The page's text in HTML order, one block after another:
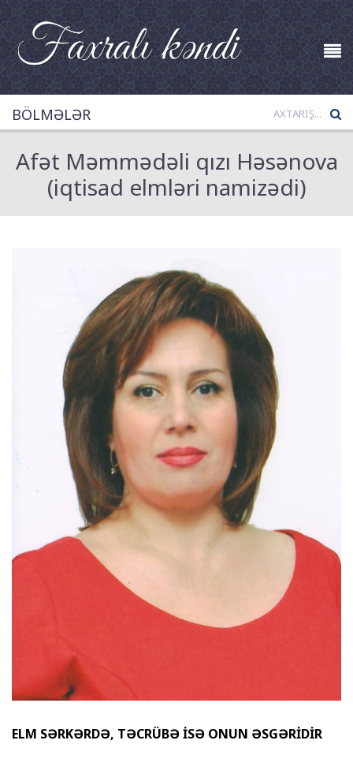
BÖLMƏLƏR
Afət Məmmədəli qızı Həsənova
(iqtisad elmləri nami­zədi)
ELM SƏRKƏRDƏ, TƏCRÜBƏ İSƏ ONUN ƏSGƏRİDİR